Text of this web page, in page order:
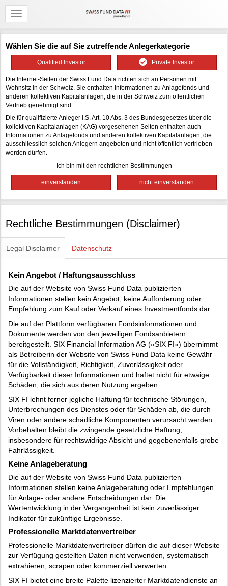
Wählen Sie die auf Sie zutreffende Anlegerkategorie
Qualified Investor Private Investor
Die Internet-Seiten der Swiss Fund Data richten sich an Personen mit
Wohnsitz in der Schweiz. Sie enthalten Informationen zu Anlagefonds und
anderen kollektiven Kapitalanlagen, die in der Schweiz zum öffentlichen
Vertrieb genehmigt sind.
Die für qualifizierte Anleger i.S. Art. 10 Abs. 3 des Bundesgesetzes über die
kollektiven Kapitalanlagen (KAG) vorgesehenen Seiten enthalten auch
Informationen zu Anlagefonds und anderen kollektiven Kapitalanlagen, die
ausschliesslich solchen Anlegern angeboten und nicht öffentlich vertrieben
werden dürfen.
Ich bin mit den rechtlichen Bestimmungen
Rechtliche Bestimmungen (Disclaimer)
Legal Disclaimer Datenschutz
Kein Angebot / Haftungsausschluss
Die auf der Website von Swiss Fund Data publizierten
Informationen stellen kein Angebot, keine Aufforderung oder
Empfehlung zum Kauf oder Verkauf eines Investmentfonds dar.
Die auf der Plattform verfügbaren Fondsinformationen und
Dokumente werden von den jeweiligen Fondsanbietern
bereitgestellt. SIX Financial Information AG («SIX FI») übernimmt
als Betreiberin der Website von Swiss Fund Data keine Gewähr
für die Vollständigkeit, Richtigkeit, Zuverlässigkeit oder
Verfügbarkeit dieser Informationen und haftet nicht für etwaige
Schäden, die sich aus deren Nutzung ergeben.
SIX FI lehnt ferner jegliche Haftung für technische Störungen,
Unterbrechungen des Dienstes oder für Schäden ab, die durch
Viren oder andere schädliche Komponenten verursacht werden.
Vorbehalten bleibt die zwingende gesetzliche Haftung,
insbesondere für rechtswidrige Absicht und gegebenenfalls grobe
Fahrlässigkeit.
Keine Anlageberatung
Die auf der Website von Swiss Fund Data publizierten
Informationen stellen keine Anlageberatung oder Empfehlungen
für Anlage- oder andere Entscheidungen dar. Die
Wertentwicklung in der Vergangenheit ist kein zuverlässiger
Indikator für zukünftige Ergebnisse.
Professionelle Marktdatenvertreiber
Professionelle Marktdatenvertreiber dürfen die auf dieser Website
zur Verfügung gestellten Daten nicht verwenden, systematisch
extrahieren, scrapen oder kommerziell verwerten.
SIX FI bietet eine breite Palette lizenzierter Marktdatendienste an